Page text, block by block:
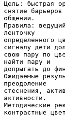
Цель: быстрая
снятие барьеров
общении.
Правила:
ленточку
определённого
сигналу дети
свою пару по
найти пару и
допрыгать до
Ожидаемые
преодоление
стеснения,
активности.
Методические
контрастные